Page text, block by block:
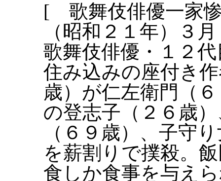
[ 歌舞伎俳優一家
（昭和２１年）３
歌舞伎俳優・１２
住み込みの座付き
歳）が仁左衛門（
の登志子（２６歳
（６９歳）、子守
を薪割りで撲殺。
食しか食事を与え